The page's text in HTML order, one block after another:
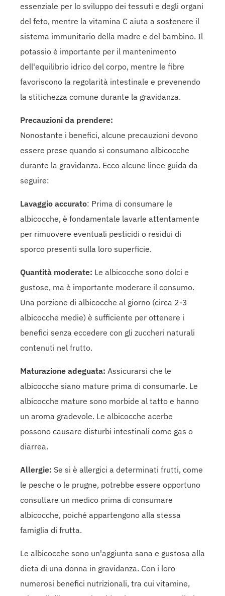
essenziale per lo sviluppo dei tessuti e degli organi
del feto, mentre la vitamina C aiuta a sostenere il
sistema immunitario della madre e del bambino. Il
potassio è importante per il mantenimento
dell'equilibrio idrico del corpo, mentre le fibre
favoriscono la regolarità intestinale e prevenendo
la stitichezza comune durante la gravidanza.
Precauzioni da prendere:
Nonostante i benefici, alcune precauzioni devono
essere prese quando si consumano albicocche
durante la gravidanza. Ecco alcune linee guida da
seguire:
Lavaggio accurato: Prima di consumare le
albicocche, è fondamentale lavarle attentamente
per rimuovere eventuali pesticidi o residui di
sporco presenti sulla loro superficie.
Quantità moderate: Le albicocche sono dolci e
gustose, ma è importante moderare il consumo.
Una porzione di albicocche al giorno (circa 2-3
albicocche medie) è sufficiente per ottenere i
benefici senza eccedere con gli zuccheri naturali
contenuti nel frutto.
Maturazione adeguata: Assicurarsi che le
albicocche siano mature prima di consumarle. Le
albicocche mature sono morbide al tatto e hanno
un aroma gradevole. Le albicocche acerbe
possono causare disturbi intestinali come gas o
diarrea.
Allergie: Se si è allergici a determinati frutti, come
le pesche o le prugne, potrebbe essere opportuno
consultare un medico prima di consumare
albicocche, poiché appartengono alla stessa
famiglia di frutta.
Le albicocche sono un'aggiunta sana e gustosa alla
dieta di una donna in gravidanza. Con i loro
numerosi benefici nutrizionali, tra cui vitamine,